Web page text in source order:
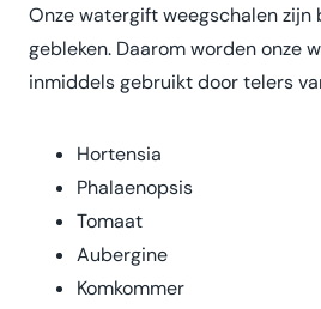
Onze watergift weegschalen
gebleken. Daarom worden onze
inmiddels gebruikt door telers
Hortensia
Phalaenopsis
Tomaat
Aubergine
Komkommer